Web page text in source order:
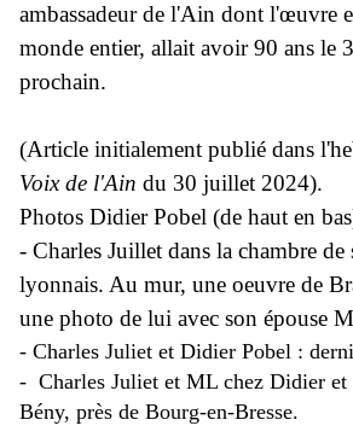
ambassadeur de l'Ain dont l'œuvre
monde entier, allait avoir 90 ans le
prochain.
(Article initialement publié dans
Voix de l'Ain du 30 juillet 2024).
Photos Didier Pobel (de haut en
- Charles Juillet dans la chambre de
lyonnais. Au mur, une oeuvre de
une photo de lui avec son épouse
- Charles Juliet et Didier Pobel :
- Charles Juliet et ML chez Didier et
Bény, près de Bourg-en-Bresse.